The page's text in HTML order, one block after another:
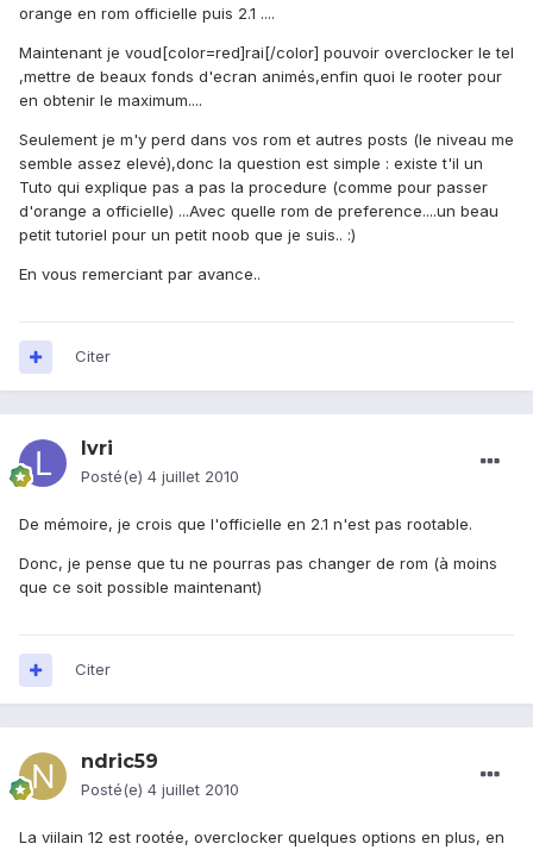
orange en rom officielle puis 2.1 ....
Maintenant je voud[color=red]rai[/color] pouvoir overclocker le tel
,mettre de beaux fonds d'ecran animés,enfin quoi le rooter pour
en obtenir le maximum....
Seulement je m'y perd dans vos rom et autres posts (le niveau me
semble assez elevé),donc la question est simple : existe t'il un
Tuto qui explique pas a pas la procedure (comme pour passer
d'orange a officielle) ...Avec quelle rom de preference....un beau
petit tutoriel pour un petit noob que je suis.. :)
En vous remerciant par avance..
Citer
lvri
Posté(e) 4 juillet 2010
De mémoire, je crois que l'officielle en 2.1 n'est pas rootable.
Donc, je pense que tu ne pourras pas changer de rom (à moins
que ce soit possible maintenant)
Citer
ndric59
Posté(e) 4 juillet 2010
La viilain 12 est rootée, overclocker quelques options en plus, en